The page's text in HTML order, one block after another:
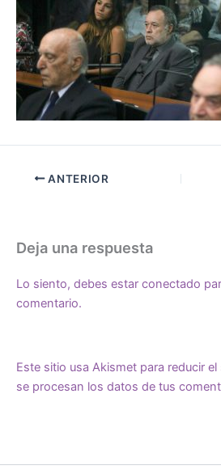
ANTERIOR
Deja una respuesta
Lo siento, debes estar conectado
comentario.
Este sitio usa Akismet para reducir el
se procesan los datos de tus